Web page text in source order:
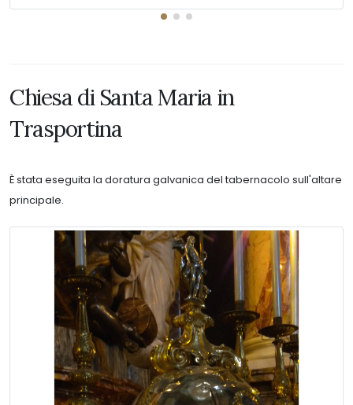
Chiesa di Santa Maria in
Trasportina
È stata eseguita la doratura galvanica del tabernacolo sull'altare
principale.